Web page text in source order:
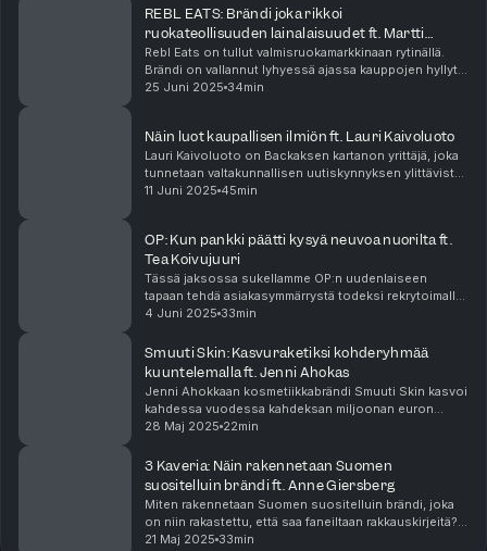
aina...
REBL EATS: Brändi joka rikkoi
ruokateollisuuden lainalaisuudet ft. Martti
Paatela
Rebl Eats on tullut valmisruokamarkkinaan rytinällä.
Brändi on vallannut lyhyessä ajassa kauppojen hyllyt
ja saanut lihansyöjätkin ihastumaan
25 Juni 2025 34min
Näin luot kaupallisen ilmiön ft. Lauri Kaivoluoto
Lauri Kaivoluoto on Backaksen kartanon yrittäjä, joka
tunnetaan valtakunnallisen uutiskynnyksen ylittävistä
ilmiöistä.Lauri on saanut ihmiset jahtaamaan joukolla
11 Juni 2025 45min
OP: Kun pankki päätti kysyä neuvoa nuorilta ft.
Tea Koivujuuri
Tässä jaksossa sukellamme OP:n uudenlaiseen
tapaan tehdä asiakasymmärrystä todeksi rekrytoimalla
neuvonantajiksi 15-19 -vuotiaita nuoria. OP:n Group
4 Juni 2025 33min
Smuuti Skin: Kasvuraketiksi kohderyhmää
kuuntelemalla ft. Jenni Ahokas
Jenni Ahokkaan kosmetiikkabrändi Smuuti Skin kasvoi
kahdessa vuodessa kahdeksan miljoonan euron
liikevaihtoon, ja Smuutin maailmanvalloitus on
Tässä jak...
28 Maj 2025 22min
3 Kaveria: Näin rakennetaan Suomen
suositelluin brändi ft. Anne Giersberg
Miten rakennetaan Suomen suositelluin brändi, joka
on niin rakastettu, että saa faneiltaan rakkauskirjeitä? 3
Kaveria on tehnyt monta asiaa eri tavalla kuin
21 Maj 2025 33min